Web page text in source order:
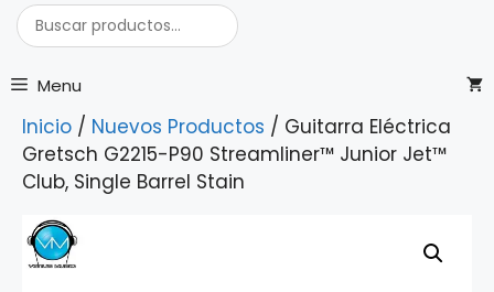
Buscar
productos...
Menu
Inicio / Nuevos Productos / Guitarra Eléctrica
Gretsch G2215-P90 Streamliner™ Junior Jet™
Club, Single Barrel Stain